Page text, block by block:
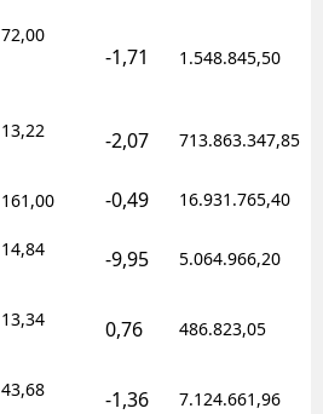
72,00
-1,71 1.548.845,50
13,22 -2,07 713.863.347,85
161,00 -0,49 16.931.765,40
14,84 -9,95 5.064.966,20
13,34 0,76 486.823,05
43,68 -1,36 7.124.661,96